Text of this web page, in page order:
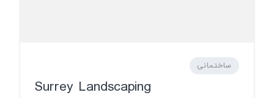
ساختمانی
Surrey Landscaping